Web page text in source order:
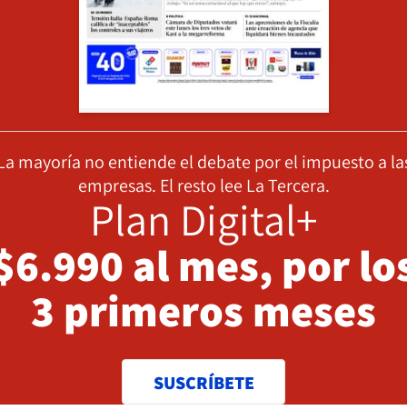
mayoría no entiende el debate por el impuesto a
empresas. El resto lee La Tercera.
Plan Digital+
al mes, por
3 primeros meses
SUSCRÍBETE